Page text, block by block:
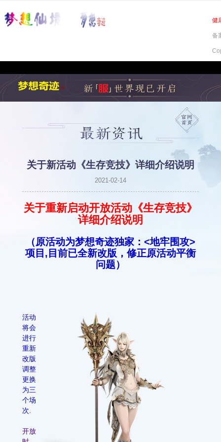
关于新活动《生存竞技》详细介绍说明
2021-02-14
关于重新启动开放活动《生存竞技》
详细介绍说明
（原活动为梦想奇迹独家：<地牢围攻>
项目,目前已全新改版，修正原活动平衡
问题）
活动
将会
进行
重新
改版
调整
更换
为三
个场
次.
开放
健
备